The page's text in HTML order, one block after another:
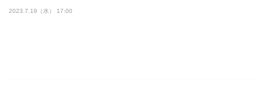
2023.7.19（水） 17:00